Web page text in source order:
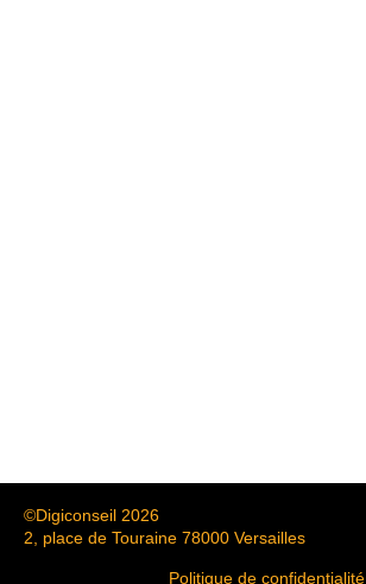
©Digiconseil 2026
2, place de Touraine 78000 Versailles
Politique de confidentialité